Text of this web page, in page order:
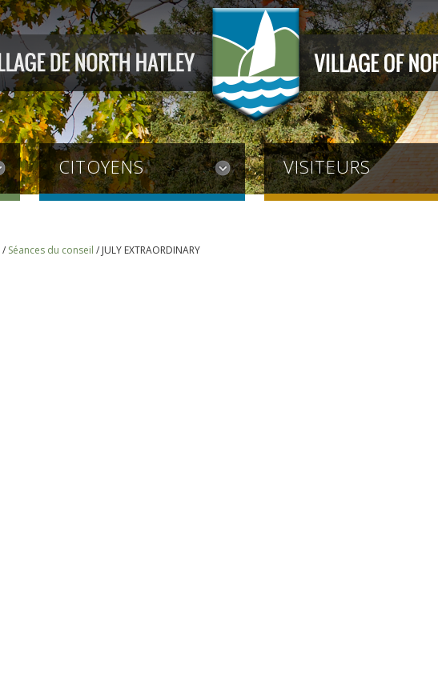
CITOYENS VISITEURS
/ Séances du conseil / JULY EXTRAORDINARY